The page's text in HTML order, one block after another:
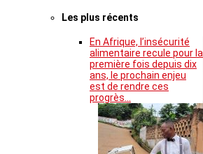
Les plus récents
En Afrique, l’insécurité
alimentaire recule pour la
première fois depuis dix
ans, le prochain enjeu
est de rendre ces
progrès…